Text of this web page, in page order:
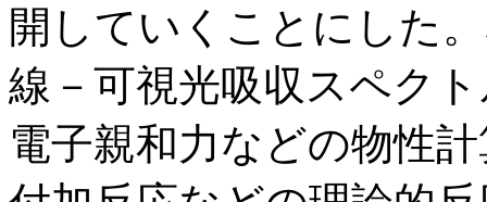
開していくことにした
線－可視光吸収スペク
電子親和力などの物性